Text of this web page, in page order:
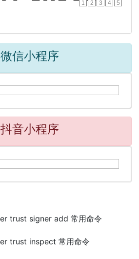
1 2 3 4 5
微信小程序
抖音小程序
trust signer add 常用命令
trust inspect 常用命令